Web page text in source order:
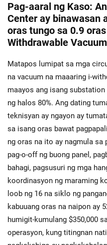
Pag-aaral ng Kaso:
Center ay binawasan
oras tungo sa 0.9
Withdrawable
Matapos lumipat sa mga
na vacuum na maaaring i-
maayos ang isang
ng halos 80%. Ang dating
teknisyan ay ngayon ay
sa isang oras bawat
ng oras na ito ay nagmula sa
pag-o-off ng buong panel,
bahagi, pagsusuri ng mga
koordinasyon ng maraming
loob ng 16 na siklo ng
kabuuang oras na naipon ay
humigit-kumulang $350,000
operasyon, kung titingnan